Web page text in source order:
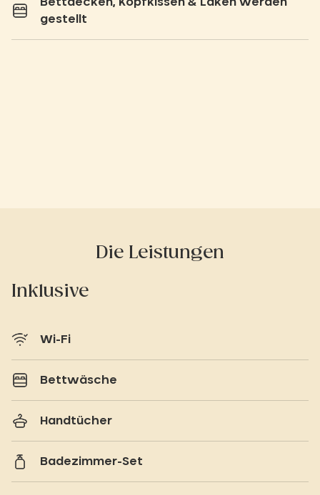
gestellt
Die Leistungen
Inklusive
Wi-Fi
Bettwäsche
Handtücher
Badezimmer-Set